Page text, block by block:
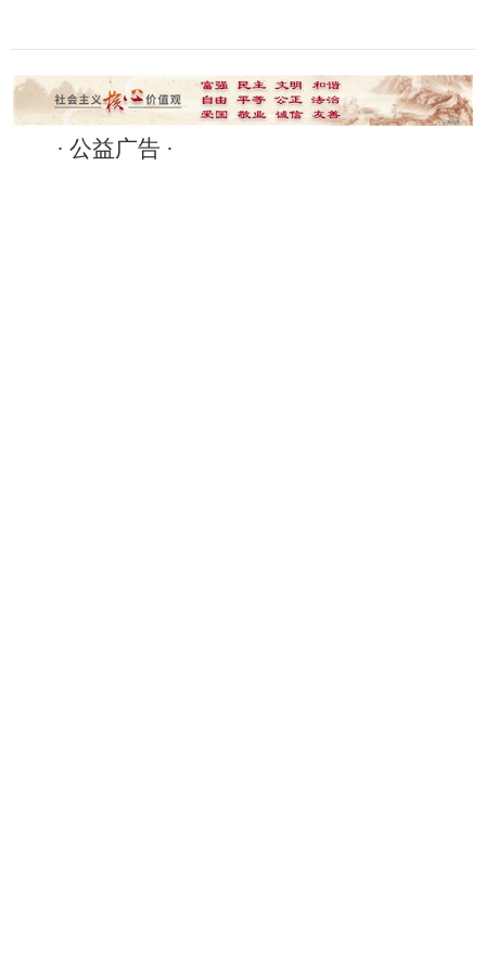
· 公益广告 ·